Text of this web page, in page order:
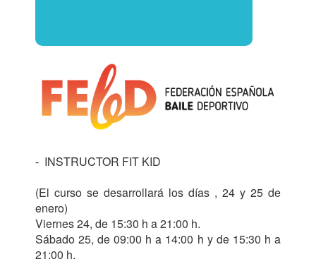
-  INSTRUCTOR FIT KID
(El curso se desarrollará los días , 24 y 25 de
enero)
Viernes 24, de 15:30 h a 21:00 h.
Sábado 25, de 09:00 h a 14:00 h y de 15:30 h a
21:00 h.